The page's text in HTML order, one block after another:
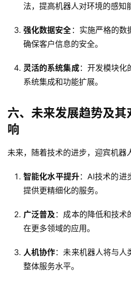
法，提高机器人对环境的感知
强化数据安全 ：实施严格的数
确保客户信息的安全。
灵活的系统集成：开发模块化
系统集成和功能扩展。
六、未来发展趋势及其
响
未来，随着技术的进步，迎宾机器
智能化水平提升：AI技术的进
提供更精细化的服务。
广泛普及：成本的降低和技术
在更多领域的应用。
人机协作：未来机器人将与
整体服务水平。